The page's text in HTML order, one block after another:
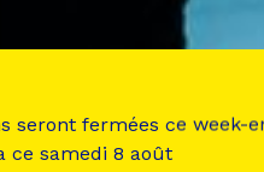
seront fermées ce week-
ce samedi 8 août